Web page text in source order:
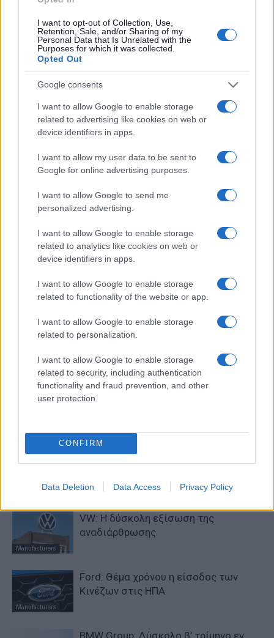
I want to opt-out of Collection, Use,
Retention, Sale, and/or Sharing of my
Personal Data that Is Unrelated with the
Purposes for which it was collected.
Opted Out
Google consents
I want to allow Google to enable storage
related to advertising like cookies on web or
device identifiers in apps.
I want to allow my user data to be sent to
Google for online advertising purposes.
I want to allow Google to send me
personalized advertising.
I want to allow Google to enable storage
related to analytics like cookies on web or
device identifiers in apps.
I want to allow Google to enable storage
related to functionality of the website or app.
I want to allow Google to enable storage
related to personalization.
I want to allow Google to enable storage
related to security, including authentication
functionality and fraud prevention, and other
user protection.
CONFIRM
Data Deletion Data Access Privacy Policy
Alpha Bank: Για πρώτη φορά το Αρχαίο Θέατρο Επιδαύρου
άνοιξε τις πύλες του σε όλους
ESG Report 2025: Πώς η ΑΒ Βασιλόπουλος μετατρέπει τη
ΕΤΙΚΕΤΕΣ Renault 5 Turbo 3E
Ford Motor Ελλάς: Εμπειρία με
Επόμενο άρθρο
ΠΑΡΟΜΟΙΑ ΑΡΘΡΑ
Manufacturers
Manufacturers
VW: Η δύσκολη εξίσωση της
αναδιάρθρωσης
Manufacturers
Ford: Θέμα χρόνου η είσοδος των
Κινέζων στις ΗΠΑ
BMW Group: Δύσκολο β’ τρίμηνο εν